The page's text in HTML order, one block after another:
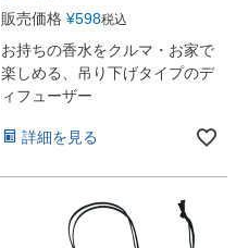
販売価格 ¥598税込
お持ちの香水をクルマ・お家で
楽しめる、吊り下げタイプのデ
ィフューザー
詳細を見る